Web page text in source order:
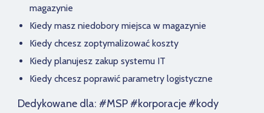
magazynie
Kiedy masz niedobory miejsca w magazynie
Kiedy chcesz zoptymalizować koszty
Kiedy planujesz zakup systemu IT
Kiedy chcesz poprawić parametry logistyczne
Dedykowane dla: #MSP #korporacje #kody